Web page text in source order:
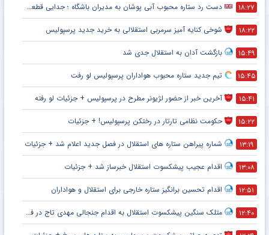
۱۸:۲۷ دست رد ستاره محبوب آبی پوشان به مدیران باشگاه ؛ جدایی قطعی است !
۱۸:۲۲ شوخی کنایه آمیز سرمربی استقلالی به خرید جدید پرسپولیس
۱۵:۴۹ بازگشت آدان به استقلال جدی شد
۱۵:۴۵ تیم جدید ستاره محبوب هواداران پرسپولیس لو رفت
۱۵:۴۱ آخرین خبر از حضور لژیونر مطرح در پرسپولیس + جزئیات لو رفته
۱۵:۲۲ حکومت نظامی تارتار در رختکن پرسپولیس! + جزئیات
۱۳:۱۹ شماره پیراهن ستاره های استقلال در فصل جدید اعلام شد + جزئیات
۱۳:۰۸ اقدام عجیب پیشکسوت استقلال خبرساز شد + جزئیات
۱۲:۵۱ اقدام تحسین برانگیز ستاره خارجی برای استقلال و هواداران
۱۲:۴۰ متلک سنگین پیشکسوت استقلال به اقدام جنجالی مهدی تاج در فدراسیون فوتبال